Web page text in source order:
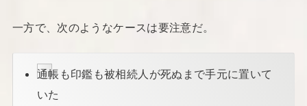
一方で、次のようなケースは要注意だ。
通帳も印鑑も被相続人が死ぬまで手元に置いて
いた